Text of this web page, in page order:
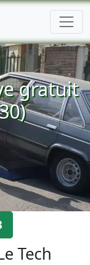
gratuit
Tech